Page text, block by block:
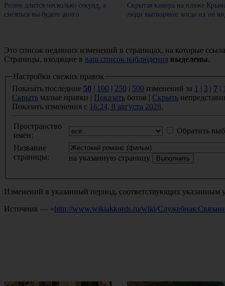
Ролик длится несколько секунд, а
смеяться вы будете долго
Скрытая камера на пляже
люди вытворяют, когда их не
Это список недавних изменений в страницах, на которые
Страницы, входящие в ваш список наблюдения выделены.
Настройки свежих правок
Показать последние 50 | 100 | 250 | 500 изменений за 1 | 3 | 7 |
Скрыть малые правки | Показать ботов | Скрыть
Показать изменения с 16:24, 8 августа 2026.
Пространство
имён:
Обратить
Название
страницы:
на указанную страницу
Изменений в указанный период, соответствующих указанным
Источник — «http://www.wikiakkords.ru/wiki/